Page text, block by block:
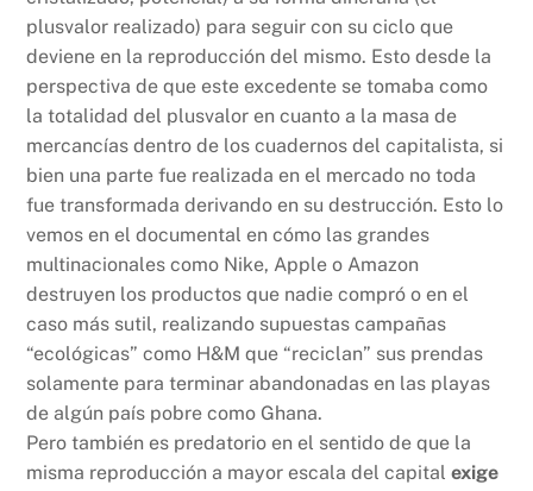
plusvalor realizado) para seguir con su ciclo que
deviene en la reproducción del mismo. Esto desde la
perspectiva de que este excedente se tomaba como
la totalidad del plusvalor en cuanto a la masa de
mercancías dentro de los cuadernos del capitalista, si
bien una parte fue realizada en el mercado no toda
fue transformada derivando en su destrucción. Esto lo
vemos en el documental en cómo las grandes
multinacionales como Nike, Apple o Amazon
destruyen los productos que nadie compró o en el
caso más sutil, realizando supuestas campañas
“ecológicas” como H&M que “reciclan” sus prendas
solamente para terminar abandonadas en las playas
de algún país pobre como Ghana.
Pero también es predatorio en el sentido de que la
misma reproducción a mayor escala del capitalexige